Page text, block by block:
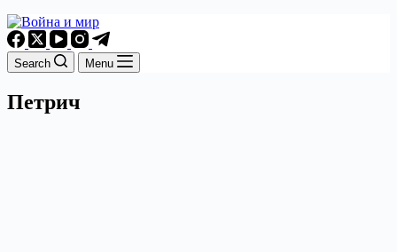
Search Menu
Петрич